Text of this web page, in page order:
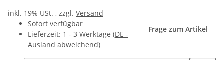
inkl. 19% USt. , zzgl. Versand
Sofort verfügbar
Lieferzeit: 1 - 3 Werktage (DE -
Ausland abweichend)
Frage zum Artikel